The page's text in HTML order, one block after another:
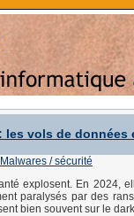
vols de données
Malwares / sécurité
explosent. En 2024,
paralysés par des
bien souvent sur le